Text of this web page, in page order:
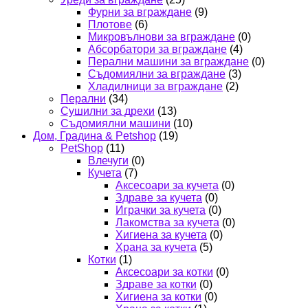
Фурни за вграждане (9)
Плотове (6)
Микровълнови за вграждане (0)
Абсорбатори за вграждане (4)
Перални машини за вграждане (0)
Съдомиялни за вграждане (3)
Хладилници за вграждане (2)
Перални (34)
Сушилни за дрехи (13)
Съдомиялни машини (10)
Дом, Градина & Petshop (19)
PetShop (11)
Влечуги (0)
Кучета (7)
Аксесоари за кучета (0)
Здраве за кучета (0)
Играчки за кучета (0)
Лакомства за кучета (0)
Хигиена за кучета (0)
Храна за кучета (5)
Котки (1)
Аксесоари за котки (0)
Здраве за котки (0)
Хигиена за котки (0)